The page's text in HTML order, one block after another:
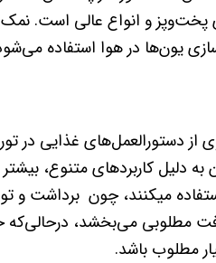
پخت‌وپز و انواع عالی است.
یون‌ها در هوا استفاده
از دستورالعمل‌های غذایی در
دلیل کاربردهای متنوع،
میکنند، چون برداشت و
مطلوبی می‌بخشد،
مطلوب باشد.